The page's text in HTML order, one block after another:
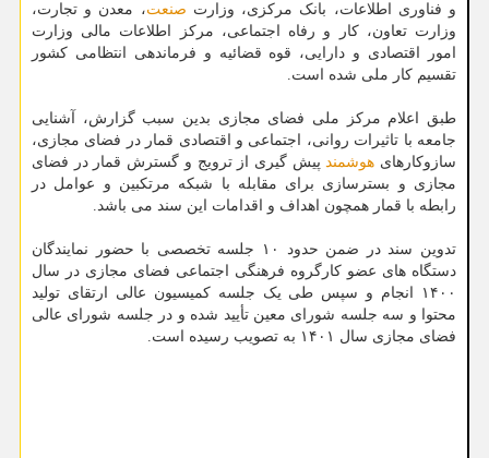
و فناوری اطلاعات، بانک مرکزی، وزارت صنعت، معدن و تجارت،
وزارت تعاون، کار و رفاه اجتماعی، مرکز اطلاعات مالی وزارت
امور اقتصادی و دارایی، قوه قضائیه و فرماندهی انتظامی کشور
تقسیم کار ملی شده است.
طبق اعلام مرکز ملی فضای مجازی بدین سبب گزارش، آشنایی
جامعه با تاثیرات روانی، اجتماعی و اقتصادی قمار در فضای مجازی،
سازوکارهای هوشمندپیش گیری از ترویج و گسترش قمار در فضای
مجازی و بسترسازی برای مقابله با شبکه مرتکبین و عوامل در
رابطه با قمار همچون اهداف و اقدامات این سند می باشد.
تدوین سند در ضمن حدود ۱۰ جلسه تخصصی با حضور نمایندگان
دستگاه های عضو کارگروه فرهنگی اجتماعی فضای مجازی در سال
۱۴۰۰ انجام و سپس طی یک جلسه کمیسیون عالی ارتقای تولید
محتوا و سه جلسه شورای معین تأیید شده و در جلسه شورای عالی
فضای مجازی سال ۱۴۰۱ به تصویب رسیده است.